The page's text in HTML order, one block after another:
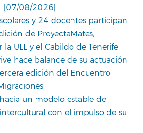
[07/08/2026]
y 24 docentes participan
de ProyectaMates,
ULL y el Cabildo de Tenerife
hace balance de su actuación
edición del Encuentro
un modelo estable de
con el impulso de su